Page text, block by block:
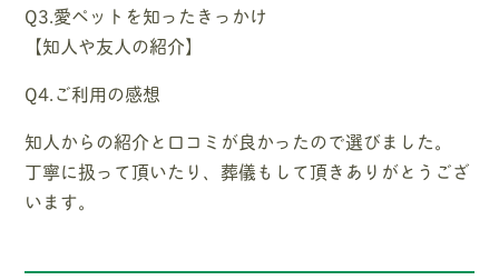
Q3.愛ペットを知ったきっかけ
【知人や友人の紹介】
Q4.ご利用の感想
知人からの紹介と口コミが良かったので選びました。
丁寧に扱って頂いたり、葬儀もして頂きありがとうござ
います。